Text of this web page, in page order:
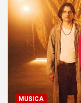
MUSICA